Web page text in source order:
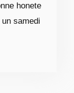
honete
samedi